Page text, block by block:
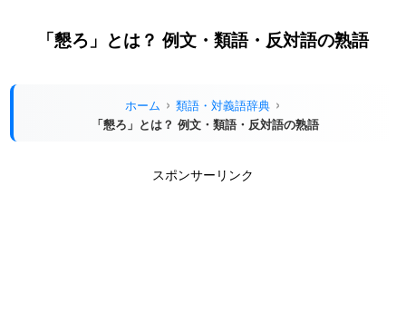
「懇ろ」とは？ 例文・類語・反対語の熟語
ホーム
類語・対義語辞典
「懇ろ」とは？ 例文・類語・反対語の熟語
スポンサーリンク